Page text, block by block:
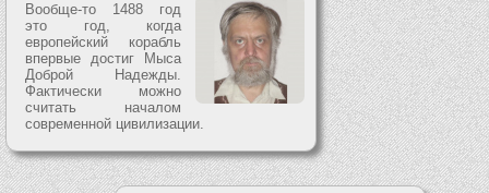
Вообще-то 1488 год
это год, когда
европейский корабль
впервые достиг Мыса
Доброй Надежды.
Фактически можно
считать началом
современной цивилизации.